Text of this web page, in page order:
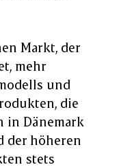
Markt, der
mehr
und
die
in Dänemark
der höheren
stets